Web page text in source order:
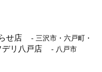
せ店
- 三沢市・六戸町・
デリ八戸店 - 八戸市